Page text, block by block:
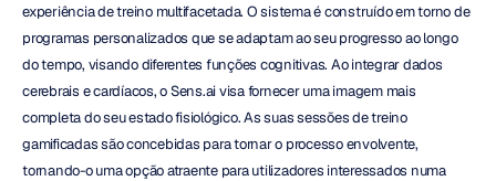
experiência de treino multifacetada. O sistema é construído em torno de
programas personalizados que se adaptam ao seu progresso ao longo
do tempo, visando diferentes funções cognitivas. Ao integrar dados
cerebrais e cardíacos, o Sens.ai visa fornecer uma imagem mais
completa do seu estado fisiológico. As suas sessões de treino
gamificadas são concebidas para tornar o processo envolvente,
tornando-o uma opção atraente para utilizadores interessados numa